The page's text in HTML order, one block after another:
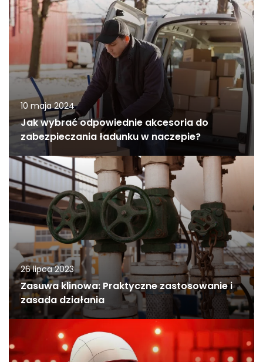
10 maja 2024
Jak wybrać odpowiednie akcesoria do
zabezpieczania ładunku w naczepie?
26 lipca 2023
Zasuwa klinowa: Praktyczne zastosowanie i
zasada działania